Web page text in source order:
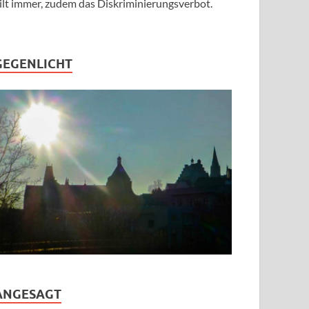
immer, zudem das Diskriminierungsverbot.